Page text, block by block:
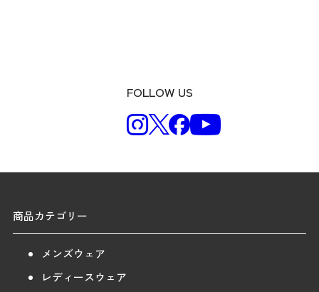
FOLLOW US
商品カテゴリー
メンズウェア
レディースウェア